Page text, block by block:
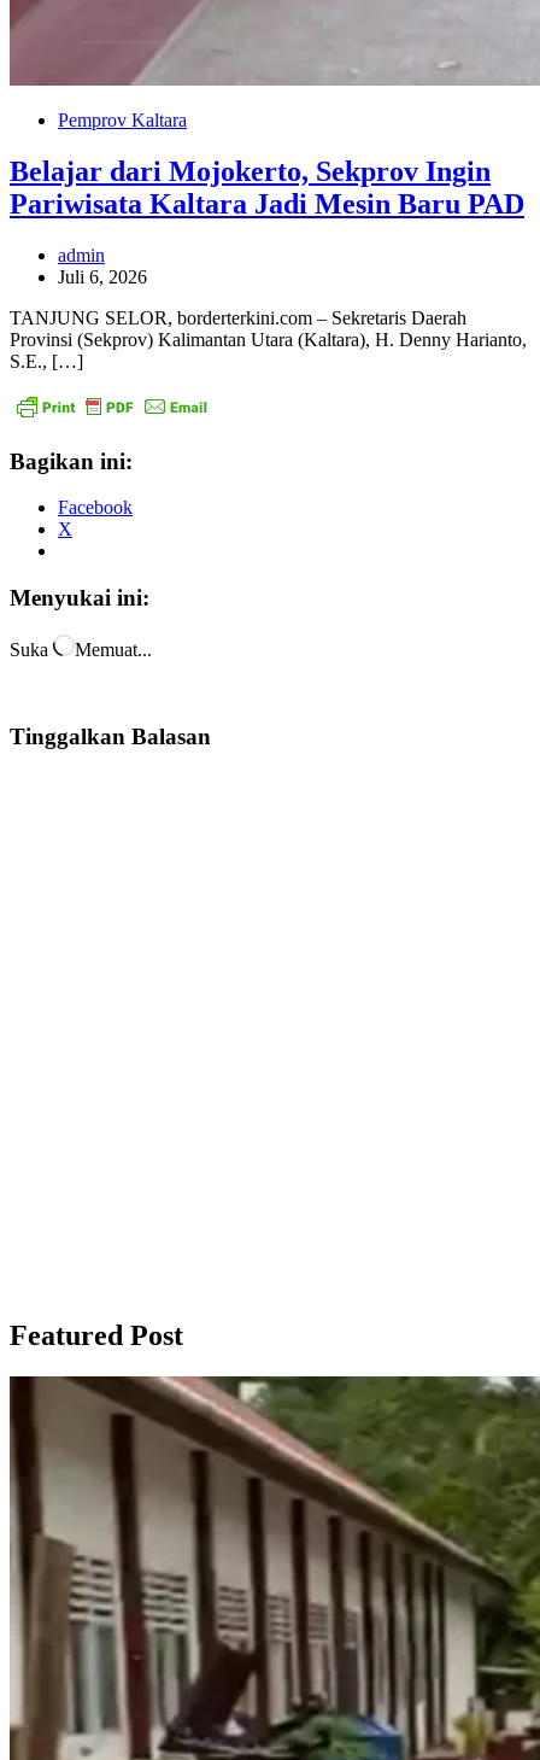
Pemprov Kaltara
Belajar dari Mojokerto, Sekprov Ingin
Pariwisata Kaltara Jadi Mesin Baru PAD
admin
Juli 6, 2026
TANJUNG SELOR, borderterkini.com – Sekretaris Daerah
Provinsi (Sekprov) Kalimantan Utara (Kaltara), H. Denny Harianto,
S.E., […]
Bagikan ini:
Facebook
X
Menyukai ini:
Suka Memuat...
Tinggalkan Balasan
Featured Post